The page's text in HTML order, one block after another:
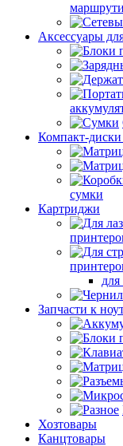
Аксессуары
Компакт-
сумки
Картриджи
для
Запчасти к
Хозтовары
Канцтовары